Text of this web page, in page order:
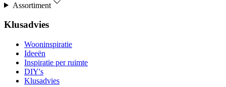
Assortiment
Klusadvies
Wooninspiratie
Ideeën
Inspiratie per ruimte
DIY's
Klusadvies